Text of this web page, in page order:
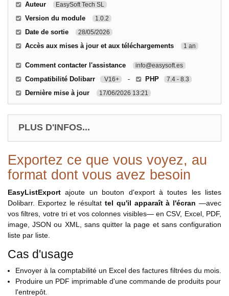
Auteur EasySoft Tech SL
Version du module 1.0.2
Date de sortie 28/05/2026
Accès aux mises à jour et aux téléchargements 1 an
Comment contacter l'assistance info@easysoft.es
Compatibilité Dolibarr V16+ - PHP 7.4 - 8.3
Dernière mise à jour 17/06/2026 13:21
PLUS D'INFOS...
Exportez ce que vous voyez, au
format dont vous avez besoin
EasyListExport ajoute un bouton d'export à toutes les listes
Dolibarr. Exportez le résultattel qu'il apparaît à l'écran —avec
vos filtres, votre tri et vos colonnes visibles— en CSV, Excel, PDF,
image, JSON ou XML, sans quitter la page et sans configuration
liste par liste.
Cas d'usage
Envoyer à la comptabilité un Excel des factures filtrées du mois.
Produire un PDF imprimable d'une commande de produits pour
l'entrepôt.